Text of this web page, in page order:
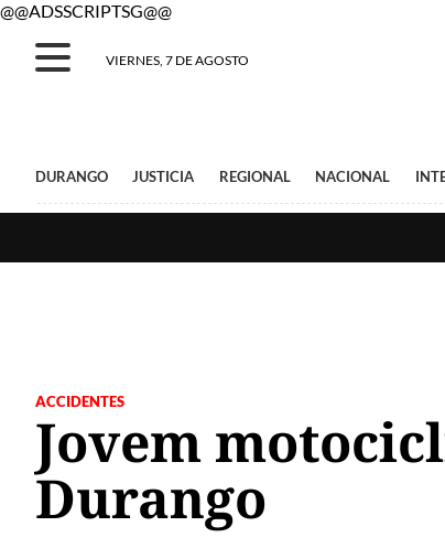
@@ADSSCRIPTSG@@
VIERNES, 7 DE AGOSTO
DURANGO JUSTICIA REGIONAL NACIONAL
ACCIDENTES
Jovem
Durango